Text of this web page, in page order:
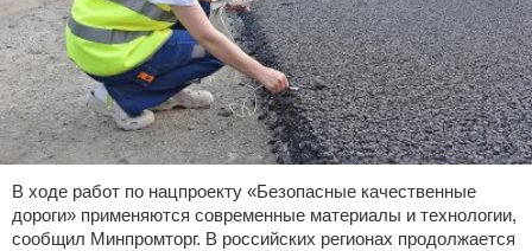
В ходе работ по нацпроекту «Безопасные качественные
дороги» применяются современные материалы и технологии,
сообщил Минпромторг. В российских регионах продолжается